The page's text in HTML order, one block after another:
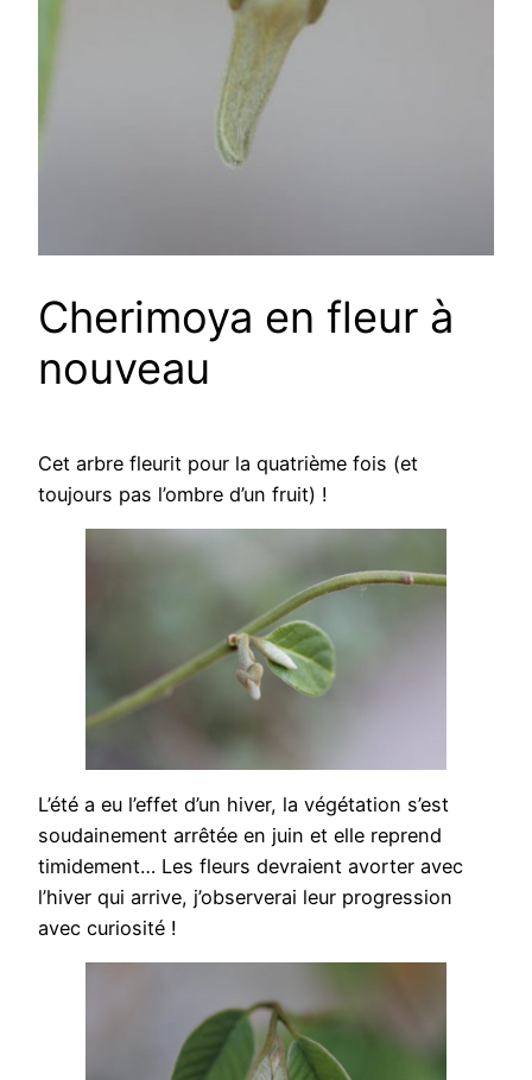
Cherimoya en fleur à
nouveau
Cet arbre fleurit pour la quatrième fois (et
toujours pas l’ombre d’un fruit) !
L’été a eu l’effet d’un hiver, la végétation s’est
soudainement arrêtée en juin et elle reprend
timidement… Les fleurs devraient avorter avec
l’hiver qui arrive, j’observerai leur progression
avec curiosité !